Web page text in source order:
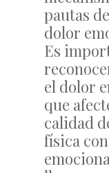
pautas
dolor
Es
el dolor
que
calidad
física